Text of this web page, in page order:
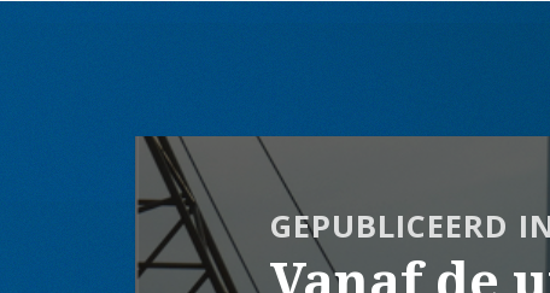
Bericht
navigatie
GEPUBLICEERD